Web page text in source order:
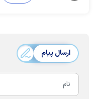
ارسال پیام